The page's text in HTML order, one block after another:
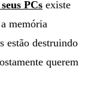
PCs existe
memória
estão destruindo
querem